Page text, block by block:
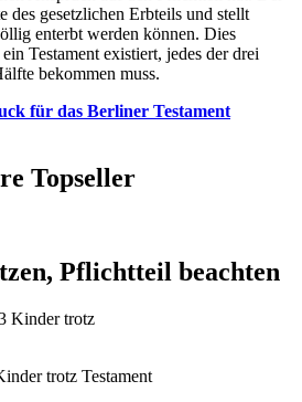
des gesetzlichen Erbteils und stellt
enterbt werden können. Dies
Testament existiert, jedes der drei
bekommen muss.
für das Berliner Testament
Topseller
Pflichtteil beachten
trotz Testament